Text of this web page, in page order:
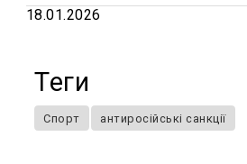
18.01.2026
Теги
Спорт антиросійські санкції